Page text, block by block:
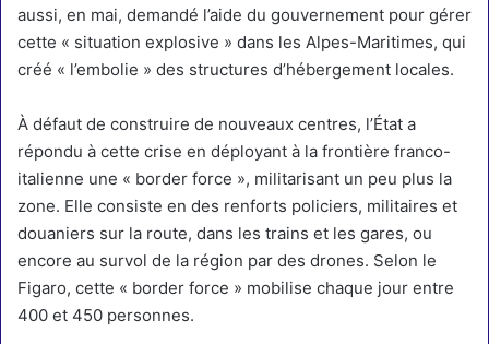
aussi, en mai, demandé l’aide du gouvernement pour gérer
cette « situation explosive » dans les Alpes-Maritimes, qui
créé « l’embolie » des structures d’hébergement locales.
À défaut de construire de nouveaux centres, l’État a
répondu à cette crise en déployant à la frontière franco-
italienne une « border force », militarisant un peu plus la
zone. Elle consiste en des renforts policiers, militaires et
douaniers sur la route, dans les trains et les gares, ou
encore au survol de la région par des drones. Selon le
Figaro, cette « border force » mobilise chaque jour entre
400 et 450 personnes.